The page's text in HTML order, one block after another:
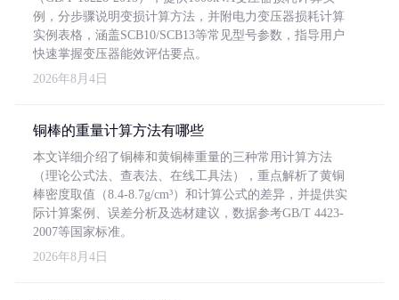
例，分步骤说明变损计算方法，并附电力变压器损耗计算
实例表格，涵盖SCB10/SCB13等常见型号参数，指导用户
快速掌握变压器能效评估要点。
2026年8月4日
铜棒的重量计算方法有哪些
本文详细介绍了铜棒和黄铜棒重量的三种常用计算方法
（理论公式法、查表法、在线工具法），重点解析了黄铜
棒密度取值（8.4-8.7g/cm³）和计算公式的差异，并提供实
际计算案例、误差分析及选材建议，数据参考GB/T 4423-
2007等国家标准。
2026年8月4日